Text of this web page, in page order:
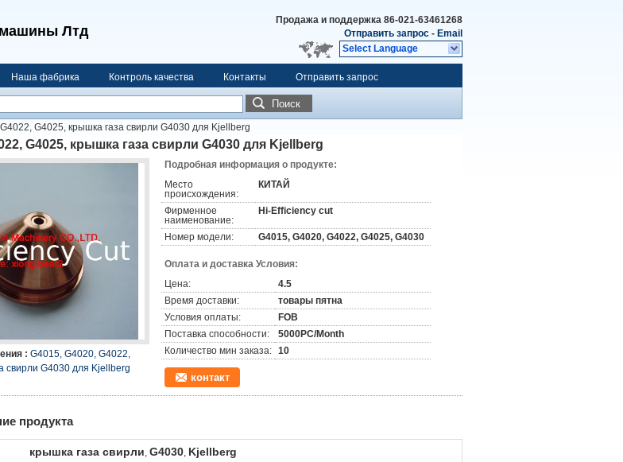
Лтд
Продажа и поддержка 86-021-63461268
Отправить запрос - Email
Select Language
Наша фабрика Контроль качества Контакты Отправить запрос
Поиск
G4025, крышка газа свирли G4030 для Kjellberg
G4025, крышка газа свирли G4030 для Kjellberg
: G4015, G4020, G4022,
свирли G4030 для Kjellberg
Подробная информация о продукте:
Место
происхождения:
КИТАЙ
Фирменное
наименование:
Hi-Efficiency cut
Номер модели: G4015, G4020, G4022, G4025, G4030
Оплата и доставка Условия:
Цена:
4.5
Время доставки:
товары пятна
Условия оплаты:
FOB
Поставка способности:
5000PC/Month
Количество мин заказа: 10
контакт
продукта
крышка газа свирли, G4030, Kjellberg